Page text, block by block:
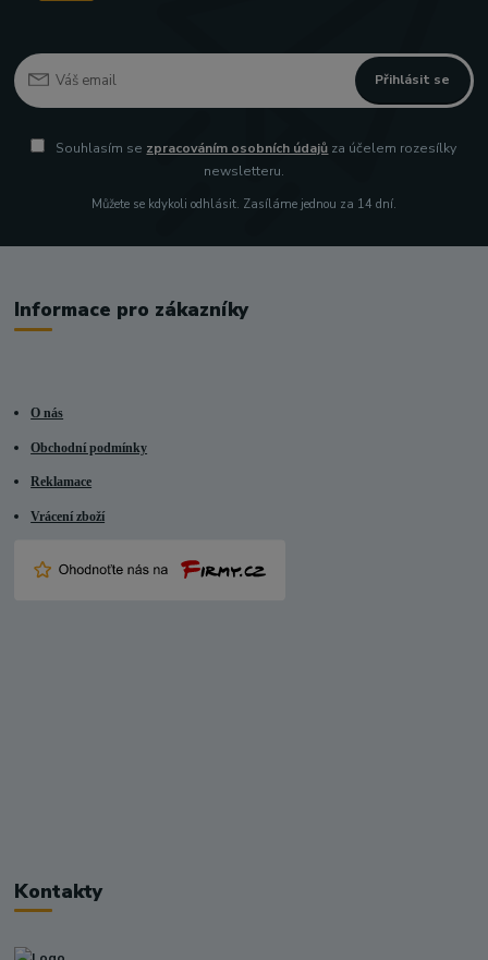
Přihlásit se
Souhlasím se zpracováním osobních údajů za účelem rozesílky
newsletteru.
Můžete se kdykoli odhlásit. Zasíláme jednou za 14 dní.
Informace pro zákazníky
O nás
Obchodní podmínky
Reklamace
Vrácení zboží
Kontakty